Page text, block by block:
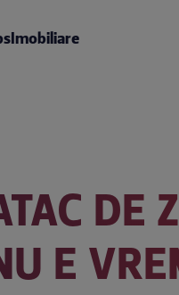
Imobiliare
DE
E